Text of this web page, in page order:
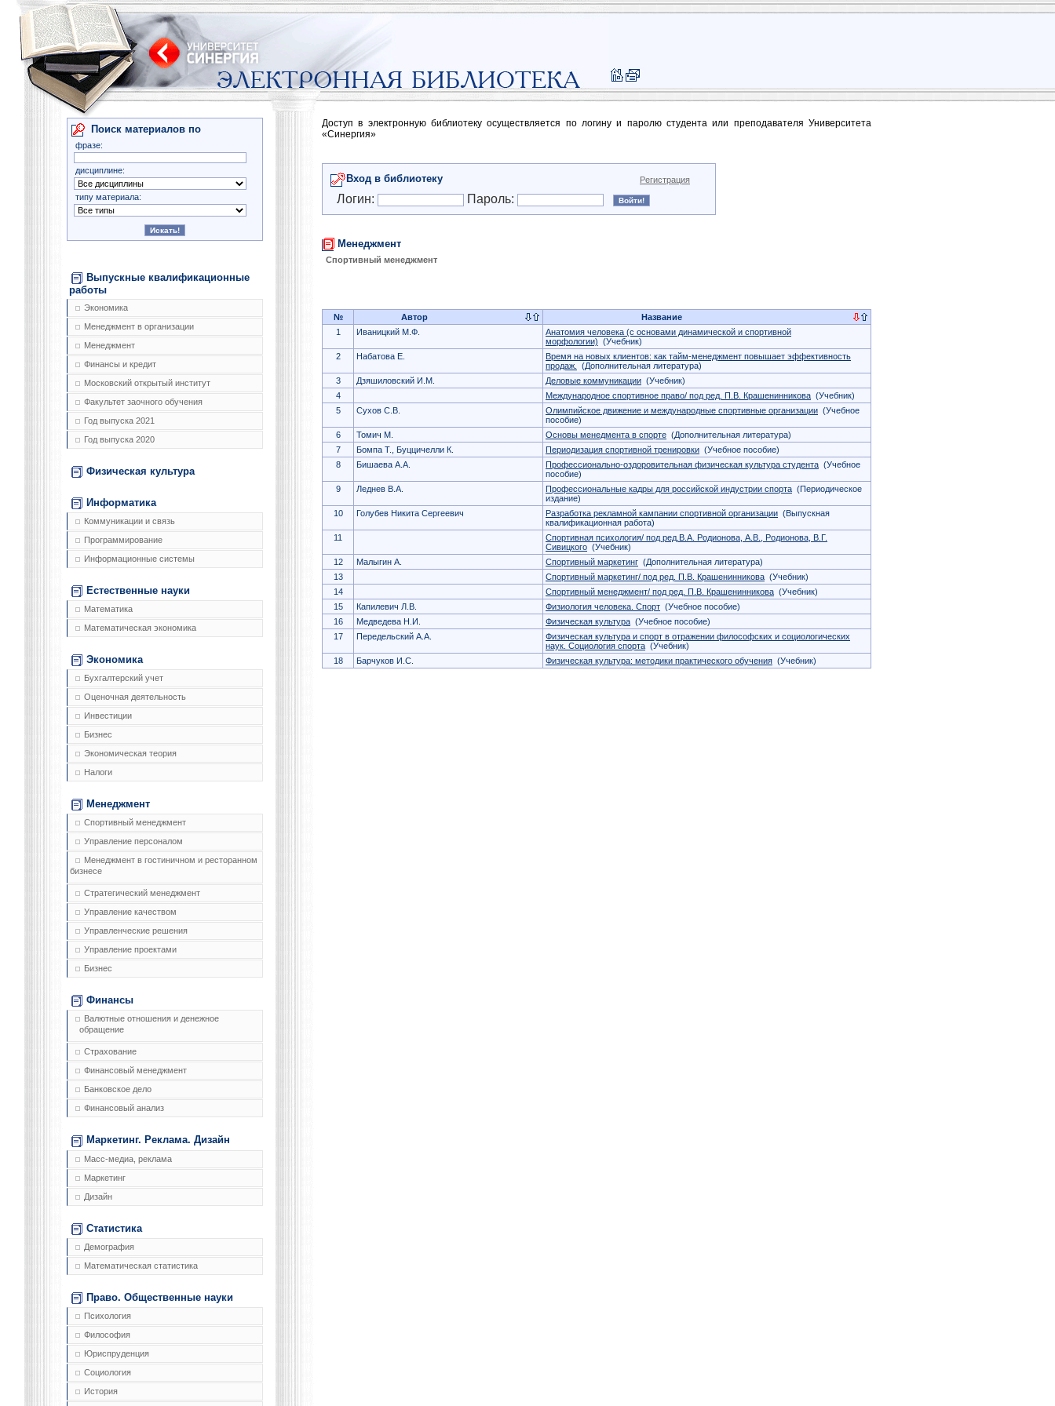
Поиск материалов по
фразе:
дисциплине:
типу материала:
Выпускные квалификационные
работы
Экономика
Менеджмент в организации
Менеджмент
Финансы и кредит
Московский открытый институт
Факультет заочного обучения
Год выпуска 2021
Год выпуска 2020
Физическая культура
Информатика
Коммуникации и связь
Программирование
Информационные системы
Естественные науки
Математика
Математическая экономика
Экономика
Бухгалтерский учет
Оценочная деятельность
Инвестиции
Бизнес
Экономическая теория
Налоги
Менеджмент
Спортивный менеджмент
Управление персоналом
Менеджмент в гостиничном и ресторанном
бизнесе
Стратегический менеджмент
Управление качеством
Управленческие решения
Управление проектами
Бизнес
Финансы
Валютные отношения и денежное
обращение
Страхование
Финансовый менеджмент
Банковское дело
Финансовый анализ
Маркетинг. Реклама. Дизайн
Масс-медиа, реклама
Маркетинг
Дизайн
Статистика
Демография
Математическая статистика
Право. Общественные науки
Психология
Философия
Юриспруденция
Социология
История
Доступ в электронную библиотеку осуществляется по логину и паролю студента или преподавателя Университета
«Синергия»
Вход в библиотеку Регистрация
Логин: Пароль:
Менеджмент
Спортивный менеджмент
№ Автор
Название
1
Иваницкий М.Ф.
Анатомия человека (с основами динамической и спортивной
морфологии) (Учебник)
2
Набатова Е.
Время на новых клиентов: как тайм-менеджмент повышает эффективность
продаж.
(Дополнительная литература)
3
Дзяшиловский И.М. Деловые коммуникации (Учебник)
4
Международное спортивное право/ под ред. П.В. Крашенинникова (Учебник)
5
Сухов С.В. Олимпийское движение и международные спортивные организации (Учебное
пособие)
6
Томич М. Основы менедмента в спорте (Дополнительная литература)
7
Бомпа Т., Буццичелли К. Периодизация спортивной тренировки (Учебное пособие)
8
Бишаева А.А. Профессионально-оздоровительная физическая культура студента (Учебное
пособие)
9
Леднев В.А. Профессиональные кадры для российской индустрии спорта (Периодическое
издание)
10
Голубев Никита Сергеевич Разработка рекламной кампании спортивной организации (Выпускная
квалификационная работа)
11
Спортивная психология/ под ред.В.А. Родионова, А.В., Родионова, В.Г.
Сивицкого (Учебник)
12
Малыгин А. Спортивный маркетинг (Дополнительная литература)
13
Спортивный маркетинг/ под ред. П.В. Крашенинникова (Учебник)
14
Спортивный менеджмент/ под ред. П.В. Крашенинникова (Учебник)
15
Капилевич Л.В. Физиология человека. Спорт (Учебное пособие)
16
Медведева Н.И. Физическая культура (Учебное пособие)
17
Передельский А.А.
Физическая культура и спорт в отражении философских и социологических
наук. Социология спорта (Учебник)
18
Барчуков И.С. Физическая культура: методики практического обучения (Учебник)